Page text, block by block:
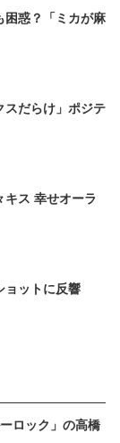
困惑？「ミカが麻
スだらけ」ポジテ
ス 幸せオーラ
ョットに反響
ロック」の高橋